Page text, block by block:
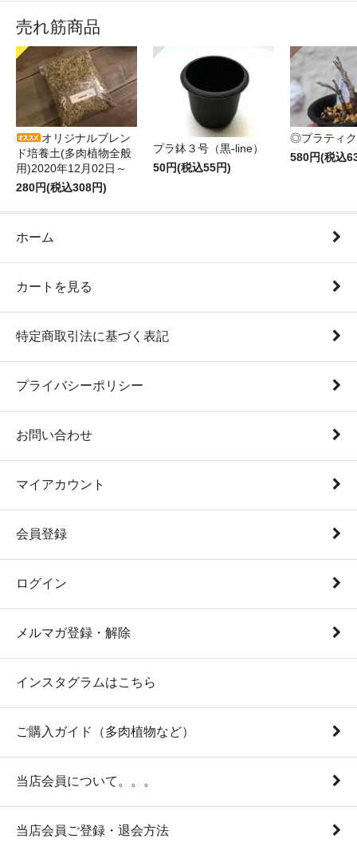
売れ筋商品
オリジナルブレン
ド培養土(多肉植物全般
用)2020年12月02日～
280円(税込308円)
プラ鉢３号（黒-line）
50円(税込55円)
◎プラティ
580円(税込
ホーム
カートを見る
特定商取引法に基づく表記
プライバシーポリシー
お問い合わせ
マイアカウント
会員登録
ログイン
メルマガ登録・解除
インスタグラムはこちら
ご購入ガイド（多肉植物など）
当店会員について。。。
当店会員ご登録・退会方法